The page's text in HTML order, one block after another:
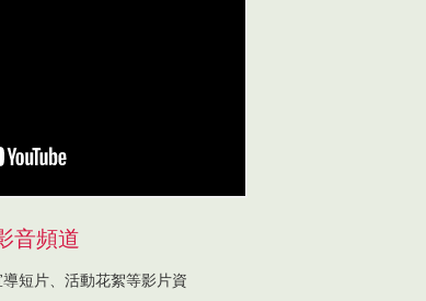
音頻道
短片、活動花絮等影片資